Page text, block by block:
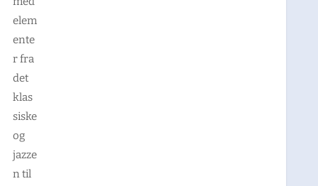
elem
ente
r fra
det
klas
siske
og
jazze
n til